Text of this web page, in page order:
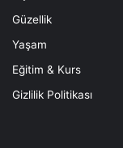
Güzellik
Yaşam
Eğitim & Kurs
Gizlilik Politikası